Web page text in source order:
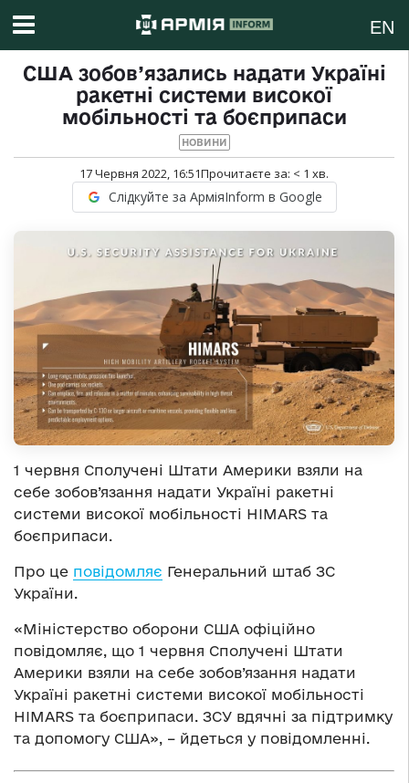
EN
США зобов’язались надати Україні
ракетні системи високої
мобільності та боєприпаси
НОВИНИ
17 Червня 2022, 16:51Прочитаєте за: < 1 хв.
Слідкуйте за АрміяInform в Google
1 червня Сполучені Штати Америки взяли на
себе зобов’язання надати Україні ракетні
системи високої мобільності HIMARS та
боєприпаси.
Про це повідомляє Генеральний штаб ЗС
України.
«Міністерство оборони США офіційно
повідомляє, що 1 червня Сполучені Штати
Америки взяли на себе зобов’язання надати
Україні ракетні системи високої мобільності
HIMARS та боєприпаси. ЗСУ вдячні за підтримку
та допомогу США», – йдеться у повідомленні.